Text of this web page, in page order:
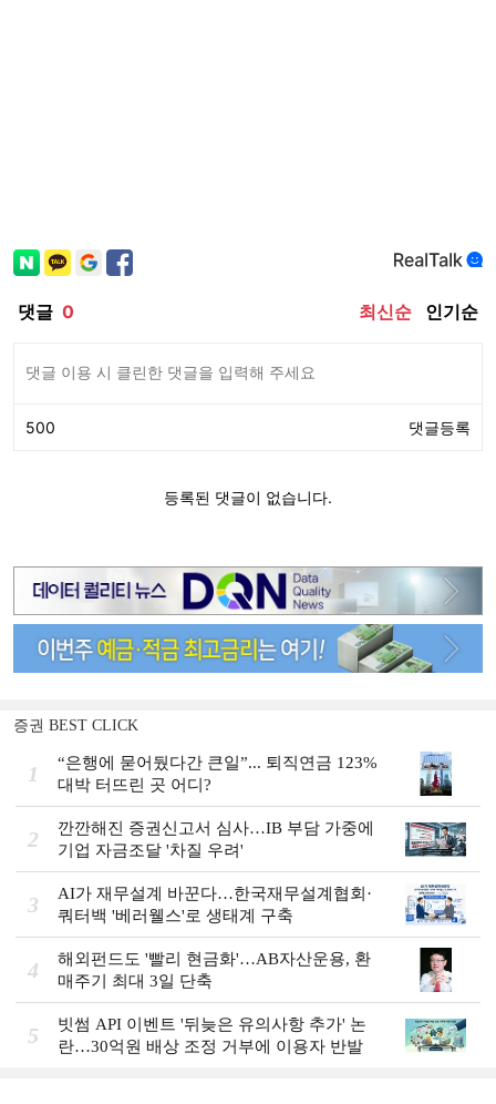
증권 BEST CLICK
1
“은행에 묻어뒀다간 큰일”... 퇴직연금 123%
대박 터뜨린 곳 어디?
2
깐깐해진 증권신고서 심사…IB 부담 가중에
기업 자금조달 '차질 우려'
3
AI가 재무설계 바꾼다…한국재무설계협회·
쿼터백 '베러웰스'로 생태계 구축
4
해외펀드도 '빨리 현금화'…AB자산운용, 환
매주기 최대 3일 단축
5
빗썸 API 이벤트 '뒤늦은 유의사항 추가' 논
란…30억원 배상 조정 거부에 이용자 반발